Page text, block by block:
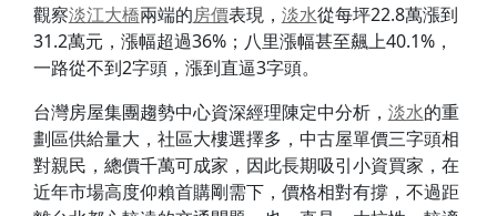
觀察淡江大橋兩端的房價表現， 淡水從每坪22.8萬漲到
31.2萬元，漲幅超過36%；八里漲幅甚至飆上40.1%，
一路從不到2字頭，漲到直逼3字頭。
台灣房屋集團趨勢中心資深經理陳定中分析， 淡水的重
劃區供給量大，社區大樓選擇多，中古屋單價三字頭相
對親民，總價千萬可成家，因此長期吸引小資買家，在
近年市場高度仰賴首購剛需下，價格相對有撐，不過距